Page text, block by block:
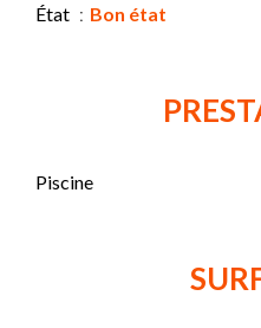
État Bon état
Piscine